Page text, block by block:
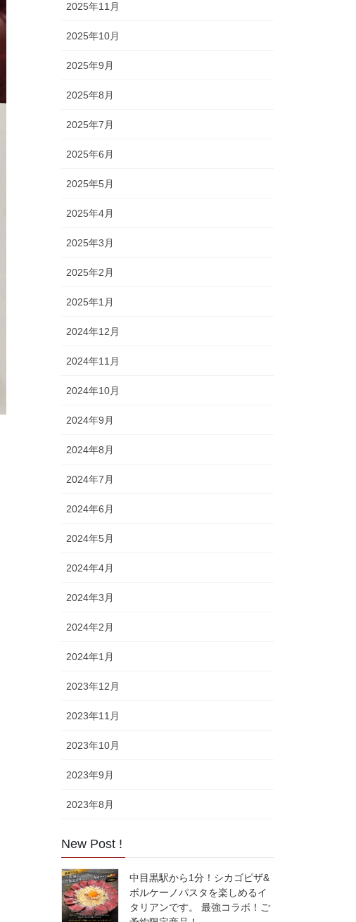
2025年11月
2025年10月
2025年9月
2025年8月
2025年7月
2025年6月
2025年5月
2025年4月
2025年3月
2025年2月
2025年1月
2024年12月
2024年11月
2024年10月
2024年9月
2024年8月
2024年7月
2024年6月
2024年5月
2024年4月
2024年3月
2024年2月
2024年1月
2023年12月
2023年11月
2023年10月
2023年9月
2023年8月
New Post !
中目黒駅から1分！シカゴピザ&
ボルケーノパスタを楽しめるイ
タリアンです。 最強コラボ！ご